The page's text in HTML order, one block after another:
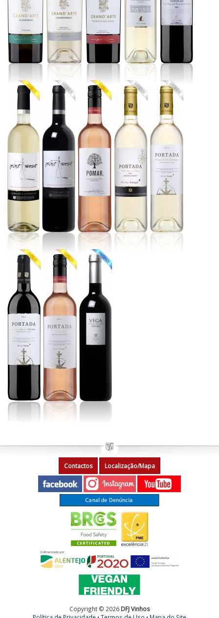
Contactos Localização/Mapa
Copyright © 2026 DFJ Vinhos